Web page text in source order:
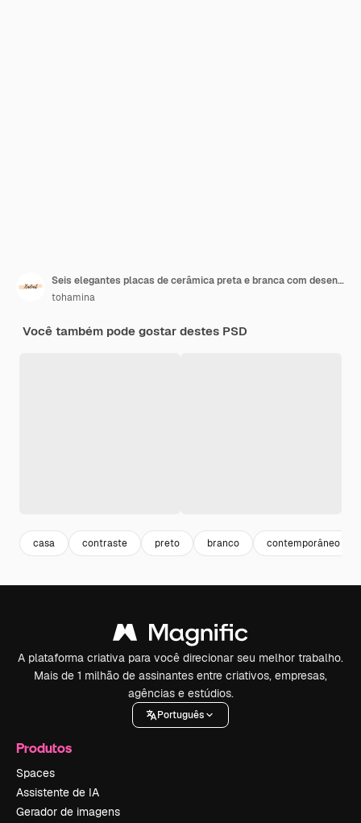
Seis elegantes placas de cerâmica preta e branca com desenhos únicos
tohamina
Você também pode gostar destes PSD
casa contraste preto branco contemporâneo
A plataforma criativa para você direcionar seu melhor trabalho.
Mais de 1 milhão de assinantes entre criativos, empresas,
agências e estúdios.
Português
Produtos
Spaces
Assistente de IA
Gerador de imagens